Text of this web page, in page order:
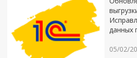
данных
05/02/